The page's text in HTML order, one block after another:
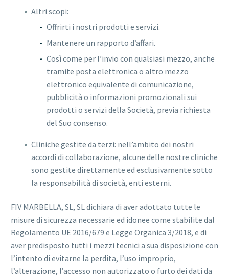
Altri scopi:
Offrirti i nostri prodotti e servizi.
Mantenere un rapporto d’affari.
Così come per l’invio con qualsiasi mezzo, anche
tramite posta elettronica o altro mezzo
elettronico equivalente di comunicazione,
pubblicità o informazioni promozionali sui
prodotti o servizi della Società, previa richiesta
del Suo consenso.
Cliniche gestite da terzi: nell’ambito dei nostri
accordi di collaborazione, alcune delle nostre cliniche
sono gestite direttamente ed esclusivamente sotto
la responsabilità di società, enti esterni.
FIV MARBELLA, SL, SL dichiara di aver adottato tutte le
misure di sicurezza necessarie ed idonee come stabilite dal
Regolamento UE 2016/679 e Legge Organica 3/2018, e di
aver predisposto tutti i mezzi tecnici a sua disposizione con
l’intento di evitarne la perdita, l’uso improprio,
l’alterazione, l’accesso non autorizzato o furto dei dati da